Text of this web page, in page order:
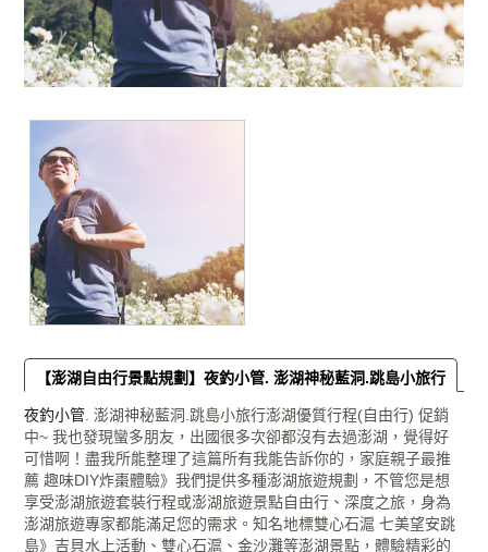
【澎湖自由行景點規劃】夜釣小管. 澎湖神秘藍洞.跳島小旅行
夜釣小管. 澎湖神秘藍洞.跳島小旅行澎湖優質行程(自由行) 促銷
中~ 我也發現蠻多朋友，出國很多次卻都沒有去過澎湖，覺得好
可惜啊！盡我所能整理了這篇所有我能告訴你的，家庭親子最推
薦 趣味DIY炸棗體驗》我們提供多種澎湖旅遊規劃，不管您是想
享受澎湖旅遊套裝行程或澎湖旅遊景點自由行、深度之旅，身為
澎湖旅遊專家都能滿足您的需求。知名地標雙心石滬 七美望安跳
島》吉貝水上活動、雙心石滬、金沙灘等澎湖景點，體驗精彩的